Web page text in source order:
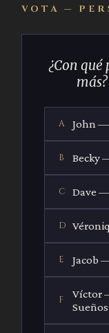
VOTA —
¿Con
A John —
B Becky
C Dave —
D
E Jacob
F
Víctor
Sueños